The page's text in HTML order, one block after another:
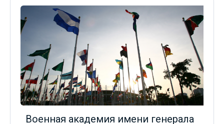
Военная академия имени генерала